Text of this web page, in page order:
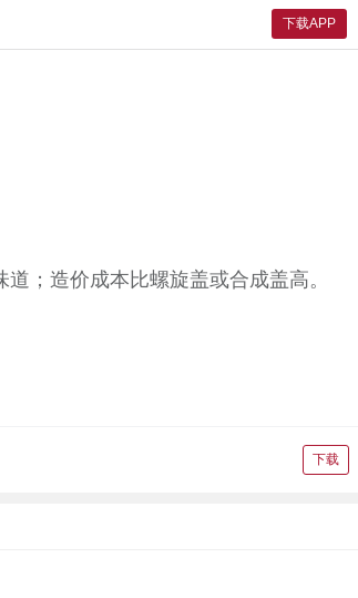
下载APP
；造价成本比螺旋盖或合成盖高。
下载